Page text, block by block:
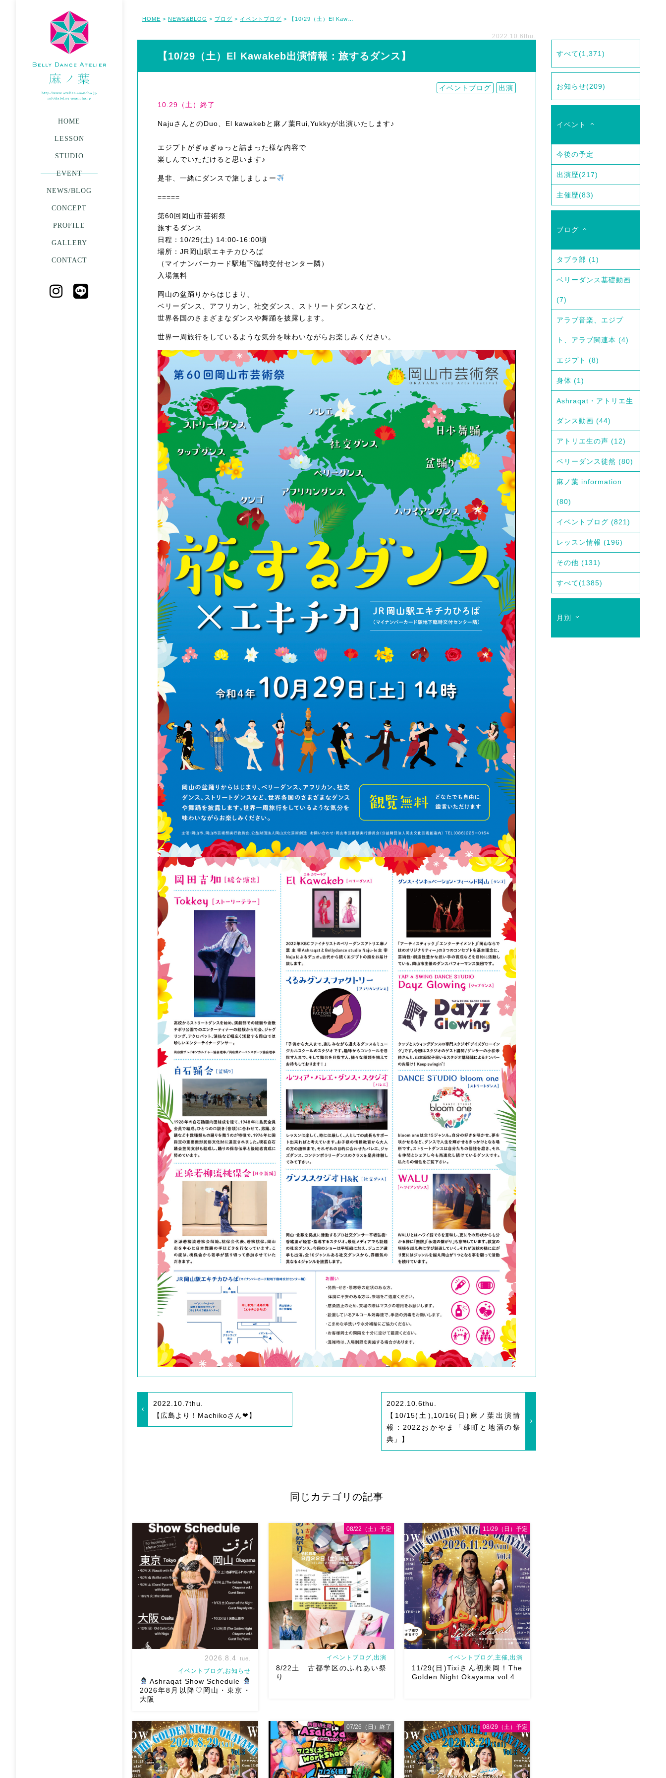
HOME
LESSON
STUDIO
EVENT
NEWS/BLOG
CONCEPT
PROFILE
GALLERY
CONTACT
HOME > NEWS&BLOG > ブログ > イベントブログ >
2022.10.6thu.
【10/29（土）El Kawakeb出演情報：旅するダンス】
イベントブログ 出演
10.29（土）終了
NajuさんとのDuo、El kawakebと麻ノ葉Rui,Yukkyが出演いたします♪
エジプトがぎゅぎゅっと詰まった様な内容で
楽しんでいただけると思います♪
是非、一緒にダンスで旅しましょー
=====
第60回岡山市芸術祭
旅するダンス
日程：10/29(土) 14:00-16:00頃
場所：JR岡山駅エキチカひろば
（マイナンバーカード駅地下臨時交付センター隣）
入場無料
岡山の盆踊りからはじまり、
ベリーダンス、アフリカン、社交ダンス、ストリートダンスなど、
世界各国のさまざまなダンスや舞踊を披露します。
世界一周旅行をしているような気分を味わいながらお楽しみください。
2022.10.7thu.
【広島より！Machikoさん❤︎】
2022.10.6thu.
【10/15(土),10/16(日)麻ノ葉出演情
報：2022おかやま「雄町と地酒の祭
典」】
すべて(1,371)
お知らせ(209)
イベント
今後の予定
出演歴(217)
主催歴(83)
ブログ
タブラ部 (1)
ベリーダンス基礎動画
(7)
アラブ音楽、エジプ
ト、アラブ関連本 (4)
エジプト (8)
身体 (1)
Ashraqat・アトリエ生
ダンス動画 (44)
アトリエ生の声 (12)
ベリーダンス徒然 (80)
麻ノ葉 information
(80)
イベントブログ (821)
レッスン情報 (196)
その他 (131)
すべて(1385)
月別
同じカテゴリの記事
8月以降のショースケジュールです♡皆
様にお会いできますように
ご予約は
メッセージください
お待ちしていま
す
Ashraqat Show Schedule
2026.8.4 tue.
イベントブログ,お知らせ
Ashraqat Show Schedule
2026年8月以降♡岡山・東京・
大阪
8/22土 古都学区のふれあい祭りにて
踊らせていただきます♡太鼓も叩くよ
ー！私たちは18:40頃から出演です屋台
も出てとても楽しいお祭りになりそう
私たちも踊った後は祭りを楽しみま
イベントブログ,出演
8/22土 古都学区のふれあい祭
り
08/22（土）予定
2026/11/29(日)Tixiさん初来岡！The
Golden Night Okayama vol.4 本日8/1
よりお申し込みスタートです
【
イベントブログ,主催,出演
11/29(日)Tixiさん初来岡！The
Golden Night Okayama vol.4
11/29（日）予定
07/26（日）終了 08/29（土）予定